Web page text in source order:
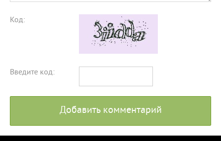
Код:
Введите код:
Добавить комментарий